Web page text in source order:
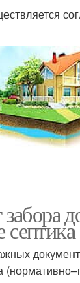
септика